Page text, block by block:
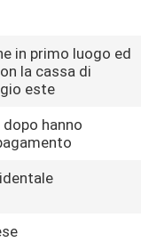
in primo luogo ed
la cassa di
este
hanno